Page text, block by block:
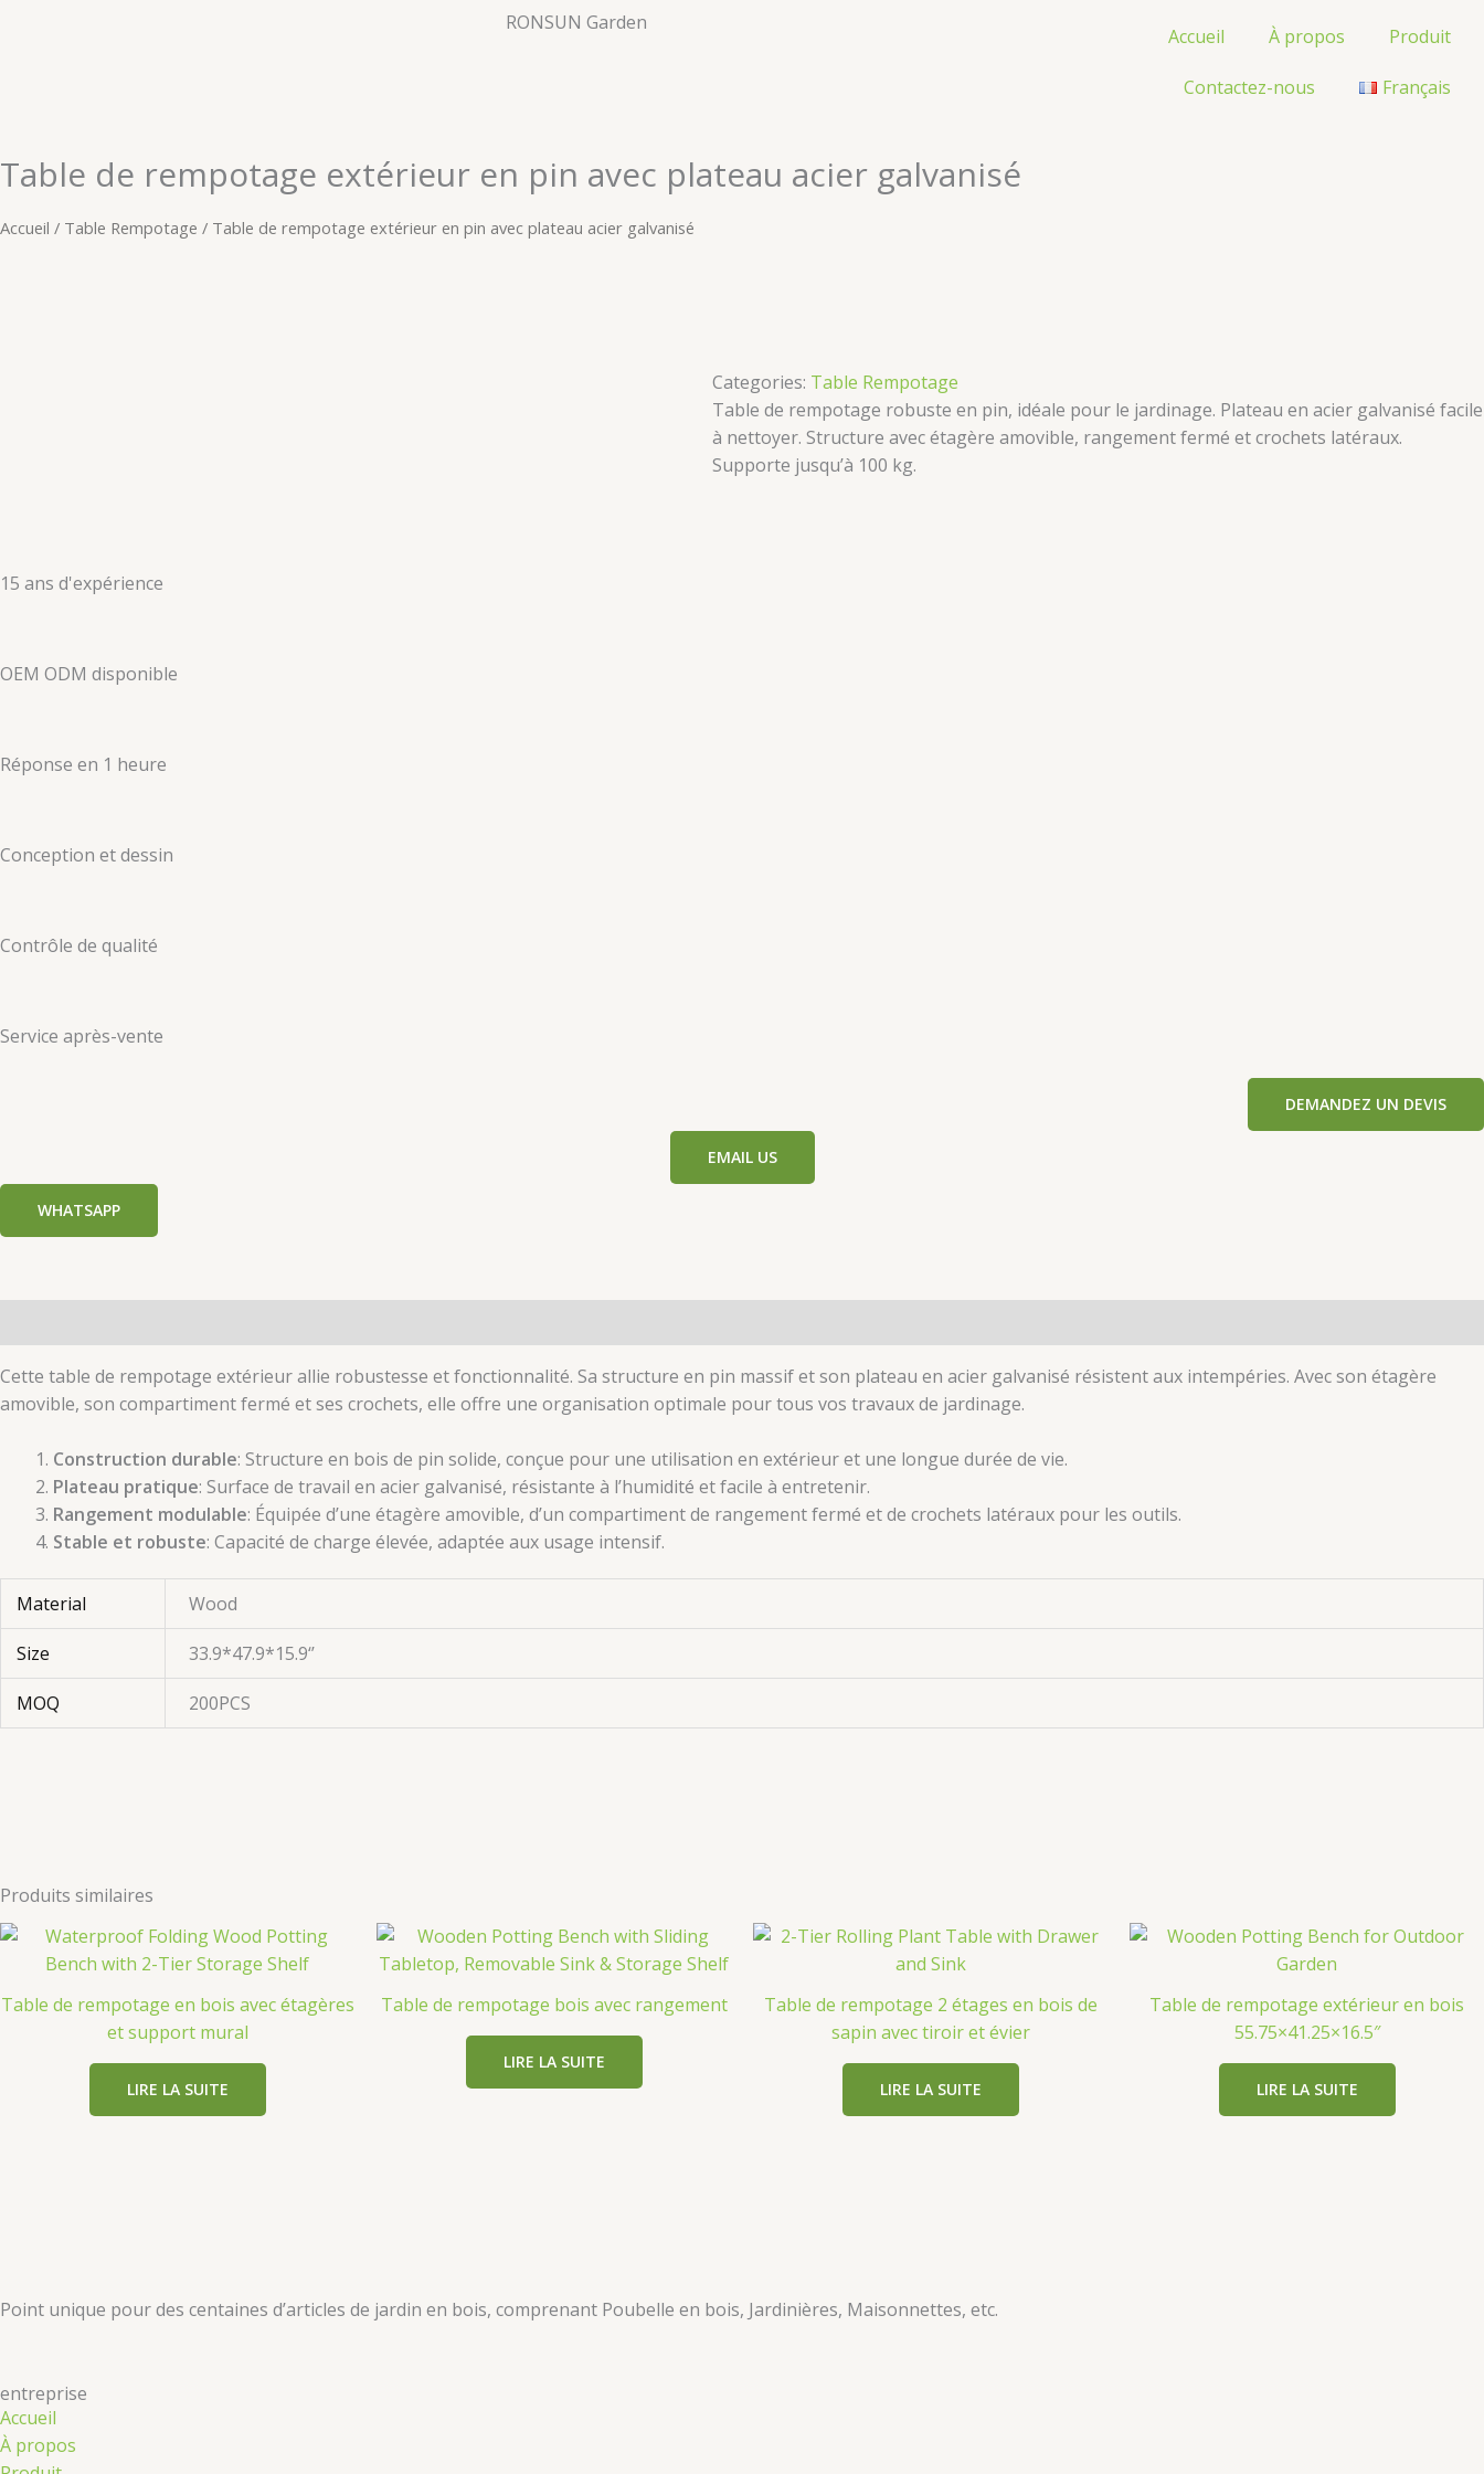
RONSUN Garden
Accueil À propos Produit
Contactez-nous Français
Table de rempotage extérieur en pin avec plateau acier galvanisé
Accueil / Table Rempotage / Table de rempotage extérieur en pin avec plateau acier galvanisé
Categories: Table Rempotage
Table de rempotage robuste en pin, idéale pour le jardinage. Plateau en acier galvanisé facile
à nettoyer. Structure avec étagère amovible, rangement fermé et crochets latéraux.
Supporte jusqu’à 100 kg.
15 ans d'expérience
OEM ODM disponible
Réponse en 1 heure
Conception et dessin
Contrôle de qualité
Service après-vente
DEMANDEZ UN DEVIS
EMAIL US
WHATSAPP
Cette table de rempotage extérieur allie robustesse et fonctionnalité. Sa structure en pin massif et son plateau en acier galvanisé résistent aux intempéries. Avec son étagère
amovible, son compartiment fermé et ses crochets, elle offre une organisation optimale pour tous vos travaux de jardinage.
Construction durable: Structure en bois de pin solide, conçue pour une utilisation en extérieur et une longue durée de vie.
Plateau pratique: Surface de travail en acier galvanisé, résistante à l’humidité et facile à entretenir.
Rangement modulable: Équipée d’une étagère amovible, d’un compartiment de rangement fermé et de crochets latéraux pour les outils.
Stable et robuste: Capacité de charge élevée, adaptée aux usage intensif.
Material Wood
Size 33.9*47.9*15.9‘’
MOQ 200PCS
Produits similaires
Table de rempotage en bois avec étagères
et support mural
LIRE LA SUITE
Table de rempotage bois avec rangement
LIRE LA SUITE
Table de rempotage 2 étages en bois de
sapin avec tiroir et évier
LIRE LA SUITE
Table de rempotage extérieur en bois
55.75×41.25×16.5″
LIRE LA SUITE
​​Point unique pour des centaines d’articles de jardin en bois, comprenant Poubelle en bois, Jardinières, Maisonnettes, etc.​​
​​entreprise​​
Accueil
À propos